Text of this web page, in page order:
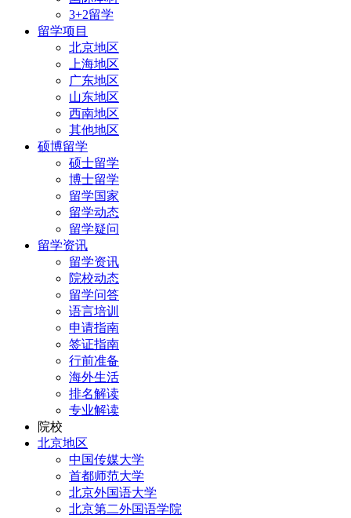
3+2留学
留学项目
北京地区
上海地区
广东地区
山东地区
西南地区
其他地区
硕博留学
硕士留学
博士留学
留学国家
留学动态
留学疑问
留学资讯
留学资讯
院校动态
留学问答
语言培训
申请指南
签证指南
行前准备
海外生活
排名解读
专业解读
院校
北京地区
中国传媒大学
首都师范大学
北京外国语大学
北京第二外国语学院